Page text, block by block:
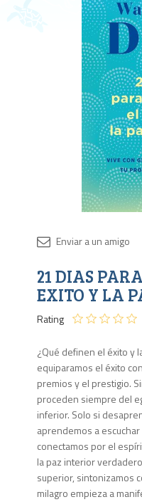
21 DIAS
EXITO Y LA
Rating
¿Qué definen el éxito y
equiparamos el éxito
premios y el prestigio.
proceden siempre del
inferior. Solo si
aprendemos a
conectamos por el
la paz interior
superior, sintonizamos
milagro empieza a